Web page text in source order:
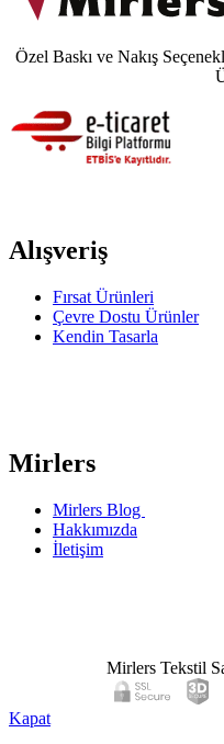
Özel Baskı ve Nakış
Alışveriş
Fırsat Ürünleri
Çevre Dostu Ürünler
Kendin Tasarla
Mirlers
Mirlers Blog
Hakkımızda
İletişim
Mirlers Tekstil
Kapat